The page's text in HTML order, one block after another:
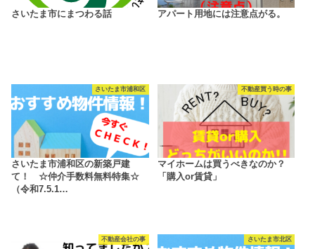
さいたま市にまつわる話 アパート用地には注意点がる。
さいたま市浦和区
さいたま市浦和区の新築戸建
て！ ☆仲介手数料無料特集☆
（令和7.5.1…
不動産買う時の事
マイホームは買うべきなのか？
「購入or賃貸」
不動産会社の事 さいたま市北区